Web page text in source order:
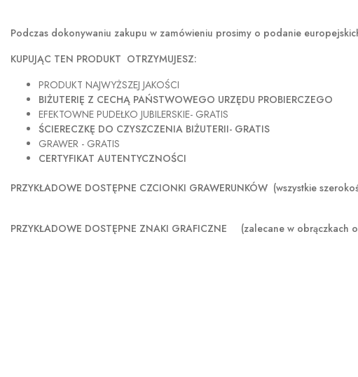
Podczas dokonywaniu zakupu w zamówieniu prosimy o podanie
KUPUJĄC TEN PRODUKT OTRZYMUJESZ:
PRODUKT NAJWYŻSZEJ JAKOŚCI
BIŻUTERIĘ Z CECHĄ PAŃSTWOWEGO URZĘDU PROBIERCZEGO
EFEKTOWNE PUDEŁKO JUBILERSKIE- GRATIS
ŚCIERECZKĘ DO CZYSZCZENIA BIŻUTERII- GRATIS
GRAWER - GRATIS
CERTYFIKAT AUTENTYCZNOŚCI
PRZYKŁADOWE DOSTĘPNE CZCIONKI GRAWERUNKÓW (wszystkie
PRZYKŁADOWE DOSTĘPNE ZNAKI GRAFICZNE (zalecane w